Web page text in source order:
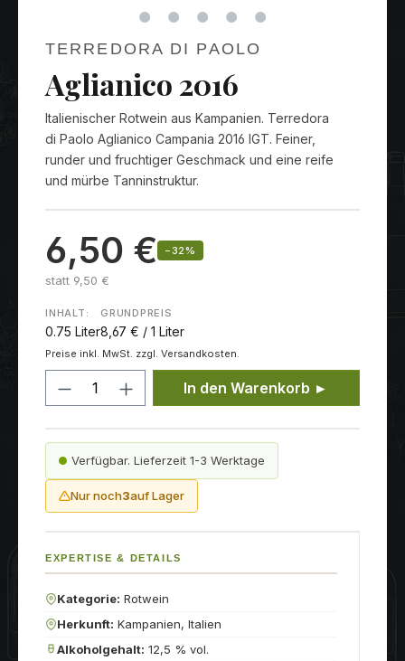
TERREDORA DI PAOLO
Aglianico 2016
Italienischer Rotwein aus Kampanien. Terredora
di Paolo Aglianico Campania 2016 IGT. Feiner,
runder und fruchtiger Geschmack und eine reife
und mürbe Tanninstruktur.
6,50 € −32%
statt 9,50 €
INHALT:
0.75 Liter
GRUNDPREIS
8,67 € / 1 Liter
Preise inkl. MwSt. zzgl. Versandkosten.
Produkt Anzahl: Gib den
In den Warenkorb ►
Verfügbar. Lieferzeit 1-3 Werktage
Nur noch3auf Lager
EXPERTISE & DETAILS
Kategorie: Rotwein
Herkunft: Kampanien, Italien
Alkoholgehalt: 12,5 % vol.